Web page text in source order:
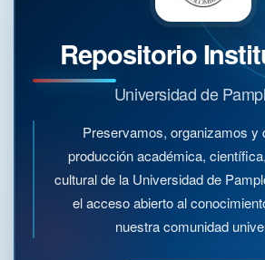
Repositorio
Universidad de
Preservamos, organizamos y
producción académica,
cultural de la Universidad de
el acceso abierto al
nuestra comunidad